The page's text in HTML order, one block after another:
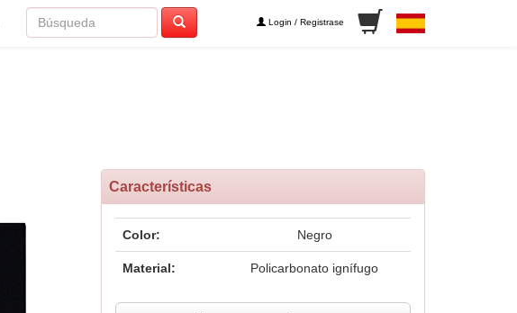
Login / Registrase
Características
Color: Negro
Material: Policarbonato ignífugo